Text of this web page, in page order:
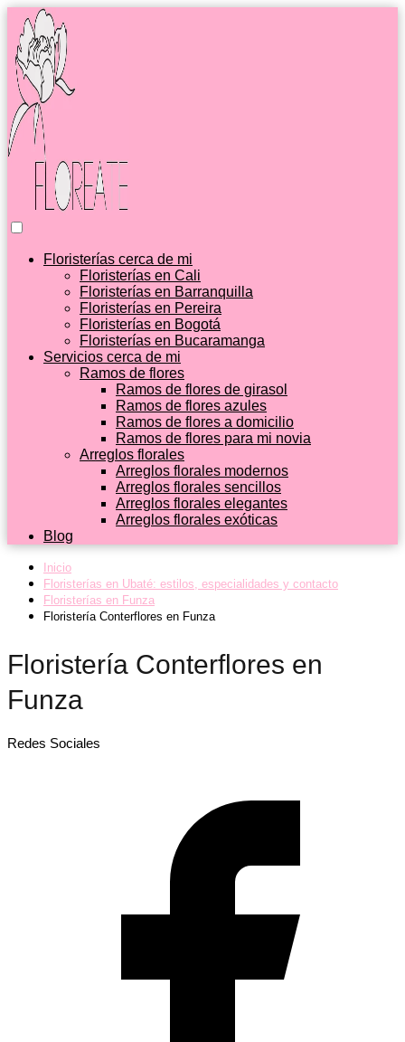
Floristerías cerca de mi
Floristerías en Cali
Floristerías en Barranquilla
Floristerías en Pereira
Floristerías en Bogotá
Floristerías en Bucaramanga
Servicios cerca de mi
Ramos de flores
Ramos de flores de girasol
Ramos de flores azules
Ramos de flores a domicilio
Ramos de flores para mi novia
Arreglos florales
Arreglos florales modernos
Arreglos florales sencillos
Arreglos florales elegantes
Arreglos florales exóticas
Blog
Inicio
Floristerías en Ubaté: estilos, especialidades y contacto
Floristerías en Funza
Floristería Conterflores en Funza
Floristería Conterflores en
Funza
Redes Sociales